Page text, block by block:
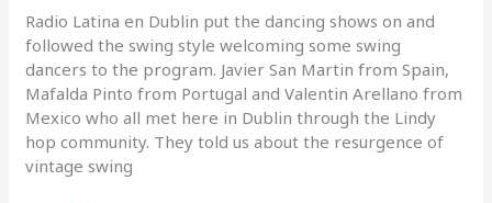
Radio Latina en Dublin put the dancing shows on and
followed the swing style welcoming some swing
dancers to the program. Javier San Martin from Spain,
Mafalda Pinto from Portugal and Valentin Arellano from
Mexico who all met here in Dublin through the Lindy
hop community. They told us about the resurgence of
vintage swing